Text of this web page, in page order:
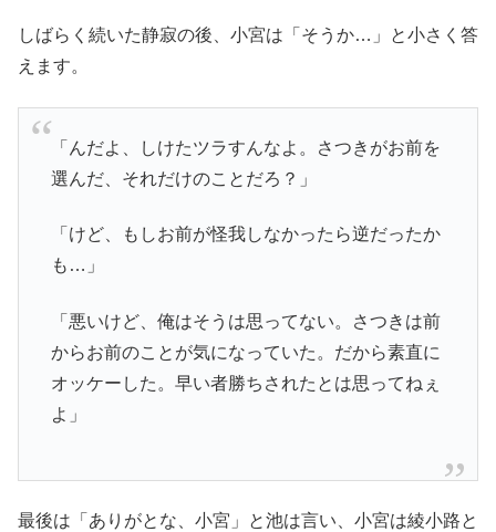
しばらく続いた静寂の後、小宮は「そうか…」と小さく答
えます。
「んだよ、しけたツラすんなよ。さつきがお前を
選んだ、それだけのことだろ？」
「けど、もしお前が怪我しなかったら逆だったか
も…」
「悪いけど、俺はそうは思ってない。さつきは前
からお前のことが気になっていた。だから素直に
オッケーした。早い者勝ちされたとは思ってねぇ
よ」
最後は「ありがとな、小宮」と池は言い、小宮は綾小路と